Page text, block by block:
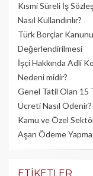
Kısmi Süreli İş
Nasıl Kullandırılır?
Türk Borçlar
Değerlendirilmesi
İşçi Hakkında Adli
Nedeni midir?
Genel Tatil Olan 15
Ücreti Nasıl Ödenir?
Kamu ve Özel
Aşan Ödeme
ETIKETLER